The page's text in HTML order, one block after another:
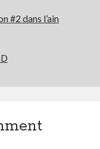
#2 dans l’ain